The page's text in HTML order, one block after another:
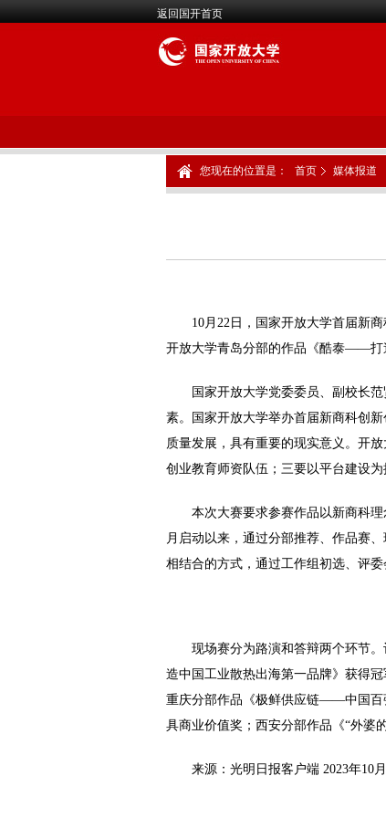
返回国开首页
您现在的位置是： 首页 媒体报道
10月22日，国家开放大学首届新
开放大学青岛分部的作品《酷泰——打
国家开放大学党委委员、副校长
素。国家开放大学举办首届新商科创
质量发展，具有重要的现实意义。开
创业教育师资队伍；三要以平台建设
本次大赛要求参赛作品以新商科
月启动以来，通过分部推荐、作品赛
相结合的方式，通过工作组初选、评
现场赛分为路演和答辩两个环节
造中国工业散热出海第一品牌》获得
重庆分部作品《极鲜供应链——中国百
具商业价值奖；西安分部作品《“外婆
来源：光明日报客户端 2023年10月